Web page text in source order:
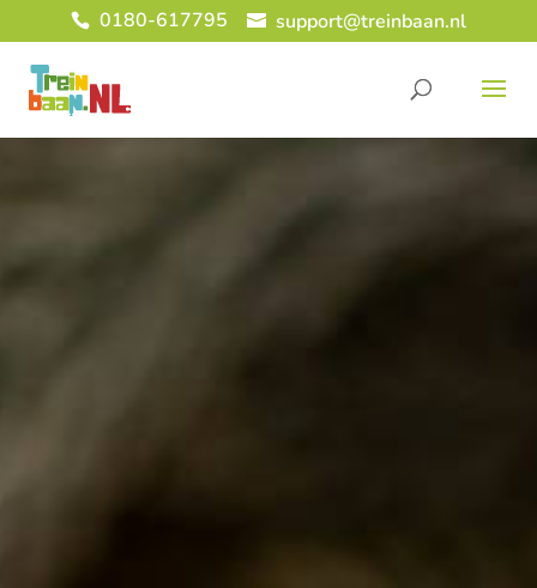
0180-617795 support@treinbaan.nl